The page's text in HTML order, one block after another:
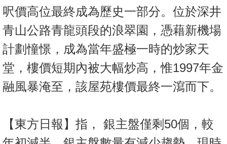
呎價高位最終成為歷史一部分。位於深井
青山公路青龍頭段的浪翠園，憑藉新機場
計劃憧憬，成為當年盛極一時的炒家天
堂，樓價短期內被大幅炒高，惟1997年金
融風暴淹至，該屋苑樓價最終一瀉而下。
【東方日報】指， 銀主盤僅剩50個，較